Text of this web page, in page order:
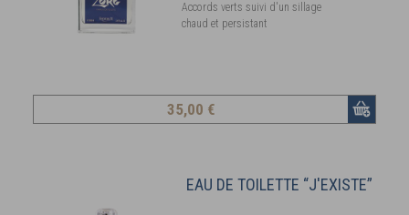
Accords verts suivi d'un sillage
chaud et persistant
35,00 €
EAU DE TOILETTE “J'EXISTE”